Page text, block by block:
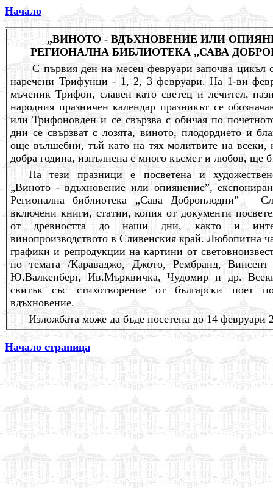
Начало
„ВИНОТО - ВДЪХНОВЕНИЕ ИЛИ
РЕГИОНАЛНА БИБЛИОТЕКА „САВА
С първия ден на месец февруари започва цикъл
наречени Трифунци - 1, 2, 3 февруари. На 1-ви
мъченик Трифон, славен като светец и лечител,
народния празничен календар празникът се
или Трифоновден и се свързва с обичая по
дни се свързват с лозята, виното, плодордието и
още вълшебни, тъй като на тях молитвите на всеки,
добра година, изпълнена с много късмет и любов, ще
На тези празници е посветена и
„Виното - вдъхновение или опиянение”,
Регионална библиотека „Сава Доброплодни” –
включени книги, статии, копия от документи
от древността до наши дни, както и
винопроизводството в Сливенския край. Любопитна
графики и репродукции на картини от
по темата /Караваджо, Джото, Рембранд, Винсент
Ю.Валкенберг, Ив.Мърквичка, Чудомир и др.
свитък със стихотворение от български поет
вдъхновение.
Изложбата може да бъде посетена до 14 февруари
Начало страница